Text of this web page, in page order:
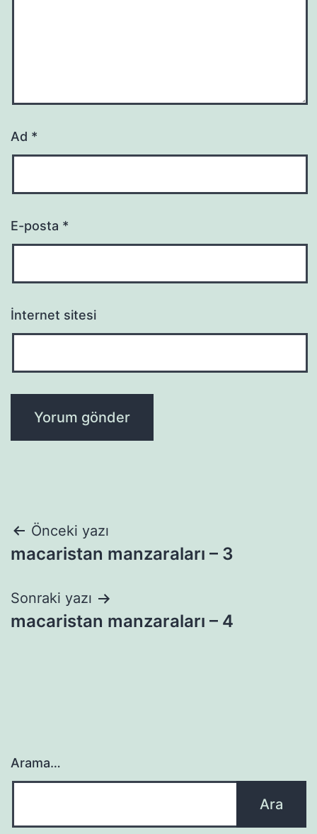
Ad *
E-posta *
İnternet sitesi
Yazı
gezinmesi
Önceki yazı
macaristan manzaraları – 3
Sonraki yazı
macaristan manzaraları – 4
Arama…